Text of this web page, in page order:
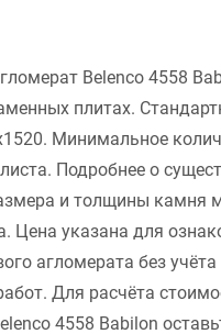
Belenco 4558
плитах.
Минимальное
Подробнее о
и толщины камня
Цена указана для
агломерата без
Для расчёта
4558 Babilon